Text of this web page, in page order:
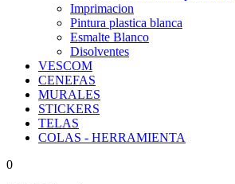
Imprimacion
Pintura plastica blanca
Esmalte Blanco
Disolventes
VESCOM
CENEFAS
MURALES
STICKERS
TELAS
COLAS - HERRAMIENTA
0